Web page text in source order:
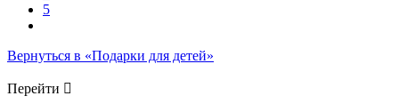
5
Вернуться в «Подарки для детей»
Перейти